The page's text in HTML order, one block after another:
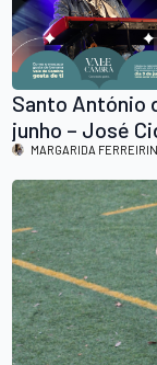
Santo António
junho – José
Matay são
destaques da
de Cambra
MARGARIDA